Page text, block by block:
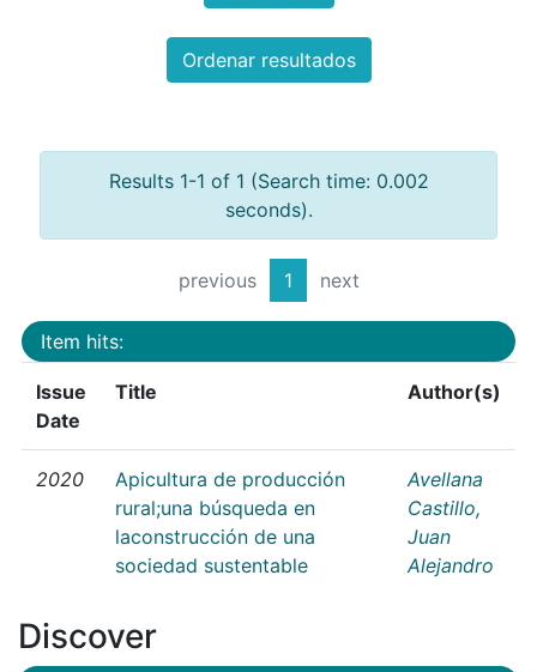
Ordenar resultados
Results 1-1 of 1 (Search time: 0.002
seconds).
previous 1 next
Item hits:
Issue
Date
Title Author(s)
2020
Apicultura de producción
rural;una búsqueda en
laconstrucción de una
sociedad sustentable
Avellana
Castillo,
Juan
Alejandro
Discover